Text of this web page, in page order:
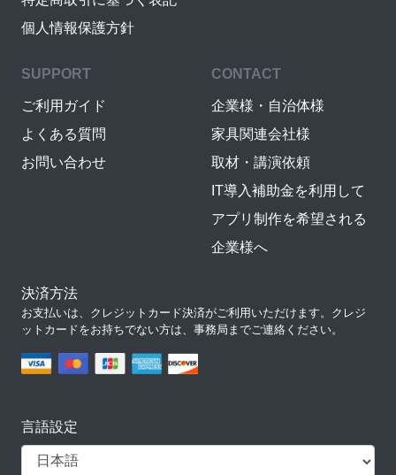
個人情報保護方針
SUPPORT
ご利用ガイド
よくある質問
お問い合わせ
CONTACT
企業様・自治体様
家具関連会社様
取材・講演依頼
IT導入補助金を利用して
アプリ制作を希望される
企業様へ
決済方法
お支払いは、クレジットカード決済がご利用いただけます。クレジ
ットカードをお持ちでない方は、事務局までご連絡ください。
言語設定